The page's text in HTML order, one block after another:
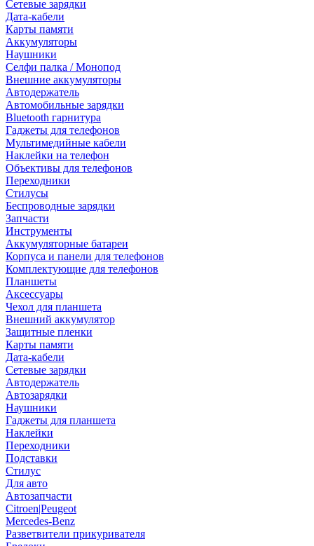
Сетевые зарядки
Дата-кабели
Карты памяти
Аккумуляторы
Наушники
Селфи палка / Монопод
Внешние аккумуляторы
Автодержатель
Автомобильные зарядки
Bluetooth гарнитура
Гаджеты для телефонов
Мультимедийные кабели
Наклейки на телефон
Объективы для телефонов
Переходники
Стилусы
Беспроводные зарядки
Запчасти
Инструменты
Аккумуляторные батареи
Корпуса и панели для телефонов
Комплектующие для телефонов
Планшеты
Аксессуары
Чехол для планшета
Внешний аккумулятор
Защитные пленки
Карты памяти
Дата-кабели
Сетевые зарядки
Автодержатель
Автозарядки
Наушники
Гаджеты для планшета
Наклейки
Переходники
Подставки
Стилус
Для авто
Автозапчасти
Citroen|Peugeot
Mercedes-Benz
Разветвители прикуривателя